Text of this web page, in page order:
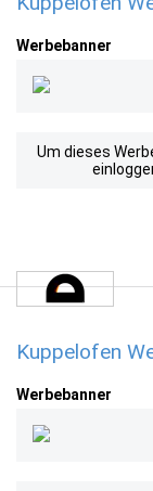
Werbebanner
Um dieses
Kuppelofen
Werbebanner